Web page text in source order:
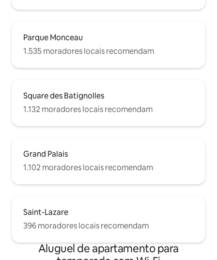
Parque Monceau
1.535 moradores locais recomendam
Square des Batignolles
1.132 moradores locais recomendam
Grand Palais
1.102 moradores locais recomendam
Saint-Lazare
396 moradores locais recomendam
Aluguel de apartamento para